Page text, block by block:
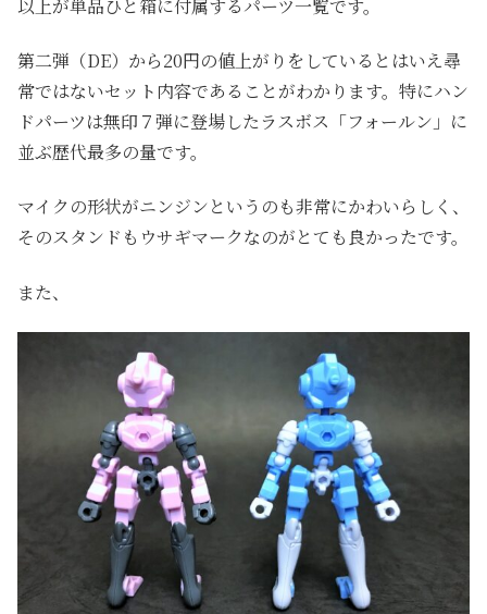
以上が単品ひと箱に付属するパーツ一覧です。
第二弾（DE）から20円の値上がりをしているとはいえ尋
常ではないセット内容であることがわかります。特にハン
ドパーツは無印７弾に登場したラスボス「フォールン」に
並ぶ歴代最多の量です。
マイクの形状がニンジンというのも非常にかわいらしく、
そのスタンドもウサギマークなのがとても良かったです。
また、